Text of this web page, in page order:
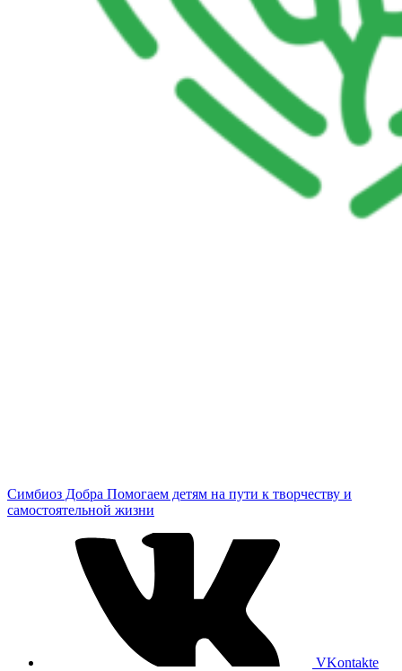
Симбиоз Добра Помогаем детям на пути к творчеству и
самостоятельной жизни
VKontakte